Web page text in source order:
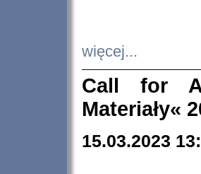
więcej...
Call for
Materiały«
15.03.2023